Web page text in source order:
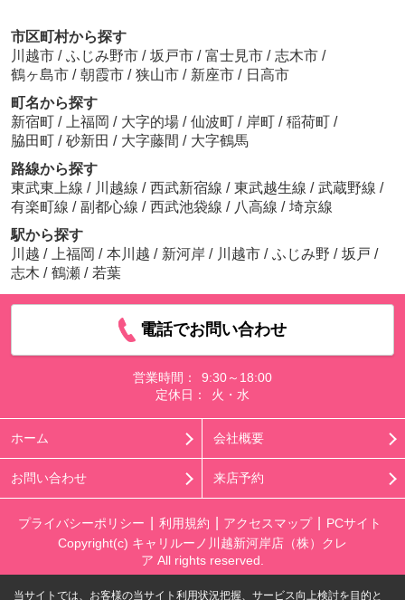
市区町村から探す
川越市 / ふじみ野市 / 坂戸市 / 富士見市 / 志木市 /
鶴ヶ島市 / 朝霞市 / 狭山市 / 新座市 / 日高市
町名から探す
新宿町 / 上福岡 / 大字的場 / 仙波町 / 岸町 / 稲荷町 /
脇田町 / 砂新田 / 大字藤間 / 大字鶴馬
路線から探す
東武東上線 / 川越線 / 西武新宿線 / 東武越生線 / 武蔵野線 /
有楽町線 / 副都心線 / 西武池袋線 / 八高線 / 埼京線
駅から探す
川越 / 上福岡 / 本川越 / 新河岸 / 川越市 / ふじみ野 / 坂戸 /
志木 / 鶴瀬 / 若葉
電話でお問い合わせ
営業時間：
9:30～18:00
定休日：
火・水
ホーム 会社概要
お問い合わせ 来店予約
プライバシーポリシー 利用規約 アクセスマップ
PCサイト
Copyright(c) キャリルーノ川越新河岸店（株）クレ
ア All rights reserved.
当サイトでは、お客様の当サイト利用状況把握、サービス向上検討を目的と